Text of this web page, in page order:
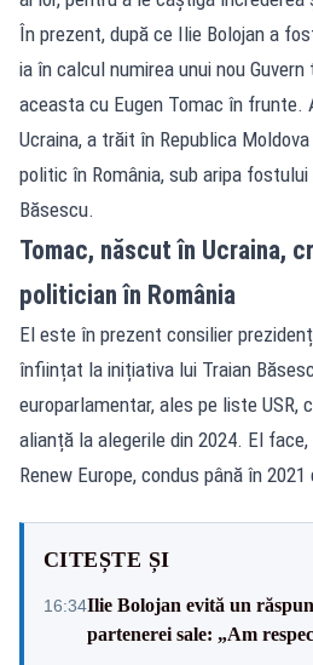
În prezent, după ce Ilie Bolojan a
ia în calcul numirea unui nou
aceasta cu Eugen Tomac în frunte.
Ucraina, a trăit în Republica
politic în România, sub aripa
Băsescu.
Tomac, născut în Ucraina,
politician în România
El este în prezent consilier
înființat la inițiativa lui Traian
europarlamentar, ales pe liste USR,
alianță la alegerile din 2024. El
Renew Europe, condus până în
CITEȘTE ȘI
16:34Ilie Bolojan evită un
partenerei sale: „Am